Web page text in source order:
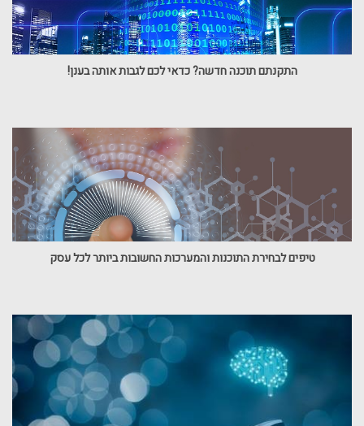
התקנתם תוכנה חדשה? כדאי לכם לגבות אותה בענן!
טיפים לבחירת התוכנות והמערכות החשובות ביותר לכל עסק